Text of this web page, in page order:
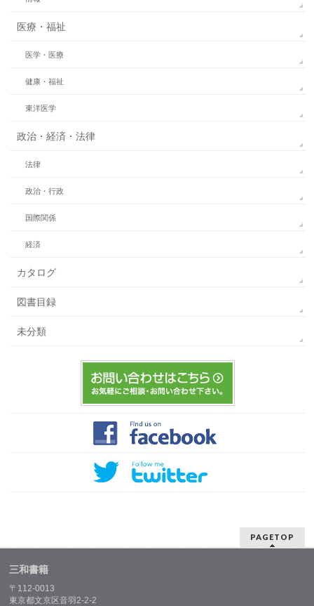
医療・福祉
医学・医療
健康・福祉
東洋医学
政治・経済・法律
法律
政治・行政
国際関係
経済
カタログ
図書目録
未分類
PAGETOP
三和書籍
〒112-0013
東京都文京区音羽2-2-2